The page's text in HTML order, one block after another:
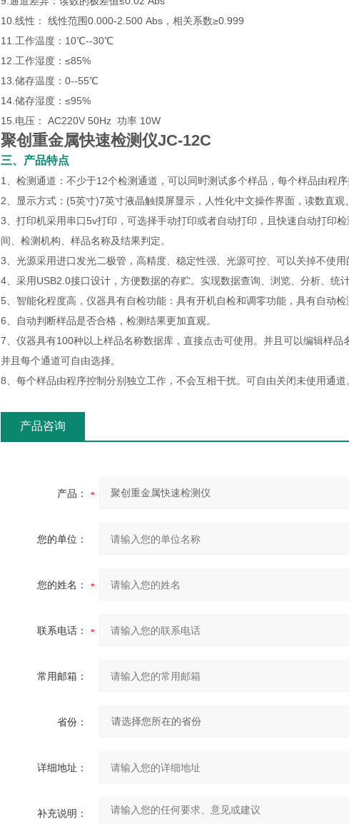
10.线性： 线性范围0.000-2.500 Abs，相关系数≥0.999
11.工作温度：10℃--30℃
12.工作湿度：≤85%
13.储存温度：0--55℃
14.储存湿度：≤95%
15.电压： AC220V 50Hz 功率 10W
聚创重金属快速检测仪JC-12C
三、产品特点
1、检测通道：不少于12个检测通道，可以同时测试多个样品，每个样品由程
2、显示方式：(5英寸)7英寸液晶触摸屏显示，人性化中文操作界面，读数直观
3、打印机采用串口5v打印，可选择手动打印或者自动打印，且快速自动打印
间、检测机构、样品名称及结果判定。
3、光源采用进口发光二极管，高精度、稳定性强、光源可控、可以关掉不使
4、采用USB2.0接口设计，方便数据的存贮。实现数据查询、浏览、分析、统
5、智能化程度高，仪器具有自检功能：具有开机自检和调零功能，具有自动
6、自动判断样品是否合格，检测结果更加直观。
7、仪器具有100种以上样品名称数据库，直接点击可使用。并且可以编辑样
并且每个通道可自由选择。
8、每个样品由程序控制分别独立工作，不会互相干扰。可自由关闭未使用通道
产品咨询
产品：
您的单位：
您的姓名：
联系电话：
常用邮箱：
省份：
详细地址：
补充说明：